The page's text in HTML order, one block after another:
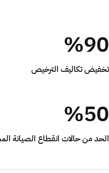
%90
تخفيض تكاليف الترخيص
%50
الحد من حالات انقطاع الصيانة